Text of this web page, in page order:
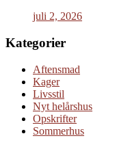
juli 2, 2026
Kategorier
Aftensmad
Kager
Livsstil
Nyt helårshus
Opskrifter
Sommerhus